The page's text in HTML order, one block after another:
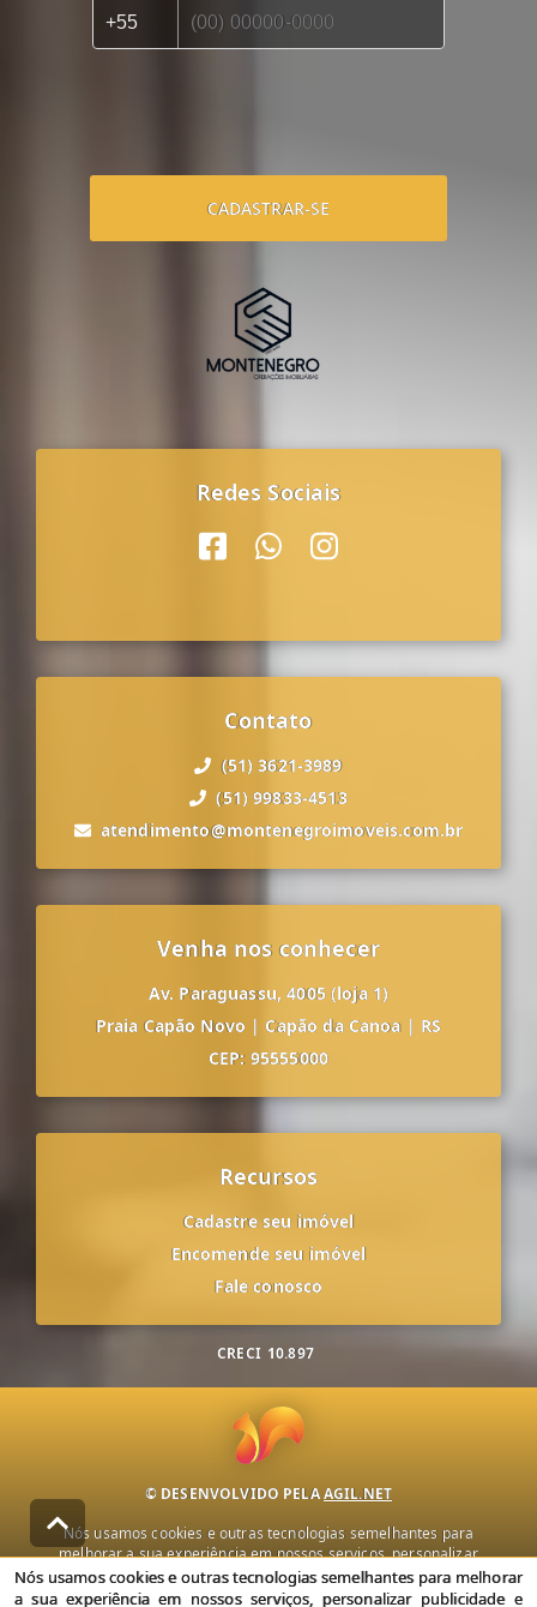
CADASTRAR-SE
Redes Sociais
Contato
(51) 3621-3989
(51) 99833-4513
atendimento@montenegroimoveis.com.br
Venha nos conhecer
Av. Paraguassu, 4005 (loja 1)
Praia Capão Novo | Capão da Canoa | RS
CEP: 95555000
Recursos
Cadastre seu imóvel
Encomende seu imóvel
Fale conosco
CRECI 10.897
© DESENVOLVIDO PELAAGIL.NET
Nós usamos cookies e outras tecnologias semelhantes para
melhorar a sua experiência em nossos serviços, personalizar
publicidade e recomendar conteúdo de seu interesse. Ao utilizar
nossos serviços, você concorda com nossa política de privacidade e
Nós usamos cookies e outras tecnologias semelhantes para melhorar
a sua experiência em nossos serviços, personalizar publicidade e